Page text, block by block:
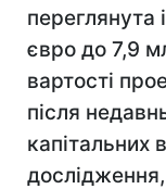
переглянута
євро до 7,9
вартості
після
капітальних